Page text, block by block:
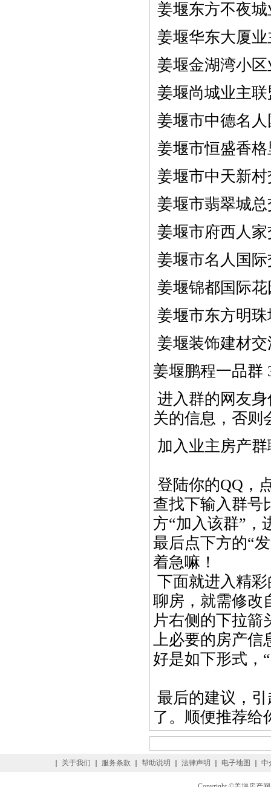
姜堰东方不
姜堰华东大
姜堰金湖湾
姜堰尚城业
姜堰市中德名
姜堰市恒盛
姜堰市中天
姜堰市翡
姜堰市府
姜堰市名人
姜堰锦都国
姜堰市东方明
姜堰装饰建
姜堰鹏程一品群
进入群的网友
关的信息，否
加入业主房产
登陆你的QQ，
查找下输入群号
方“加入该群”，
最后点下方的“
着急嘛！
下面就进入精
聊房，就需修改
片右侧的下拉箭
上必要的房产信
好是如下形式
最后的建议，
了。顺便推荐给
关于我们 服务条款 帮助说明 法律声明 电子地图 中